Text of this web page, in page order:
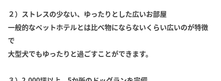
２）ストレスの少ない、ゆったりとした広いお部屋
一般的なペットホテルとは比べ物にならないくらい広いのが特徴
で
大型犬でもゆったりと過ごすことができます。